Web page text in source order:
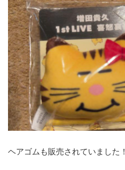
ヘアゴムも販売されていました！